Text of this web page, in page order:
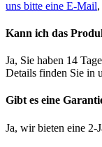
uns bitte eine E-Mail
Kann ich das
Ja, Sie haben 14
Details finden Sie in
Gibt es eine
Ja, wir bieten eine 2-